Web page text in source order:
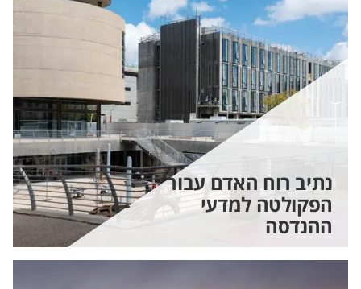
נתיב רוח האדם עבור
הפקולטה למדעי
ההנדסה